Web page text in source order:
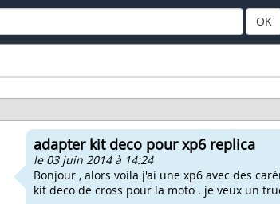
OK
adapter kit deco pour xp6 replica
le 03 juin 2014 à 14:24
Bonjour , alors voila j'ai une xp6 avec des
kit deco de cross pour la moto . je veux un